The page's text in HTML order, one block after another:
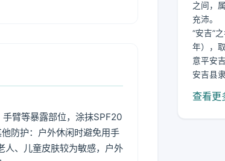
臂等暴露部位，涂抹SPF20
防护：户外休闲时避免用手
人、儿童皮肤较为敏感，户外
之间，
充沛。
“安吉”
年），
意平安
安吉县
查看更